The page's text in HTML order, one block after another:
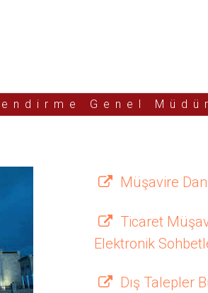
Genel
Müşavire
Ticaret
Elektronik
Dış Talepler